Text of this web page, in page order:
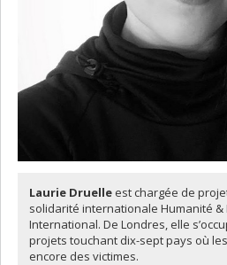
Laurie Druelle est chargée de
solidarité internationale Humanité &
International. De Londres, elle
projets touchant dix-sept pays où
encore des victimes.